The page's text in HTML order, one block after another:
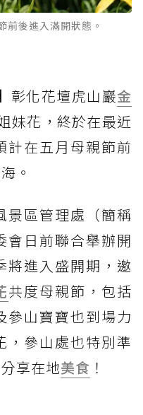
前後進入滿開狀態。
彰化花壇虎山巖金
妹花，終於在最近
計在五月母親節前
。
景區管理處（簡稱
會日前聯合舉辦開
將進入盛開期，邀
共度母親節，包括
參山寶寶也到場力
，參山處也特別準
享在地美食 ！